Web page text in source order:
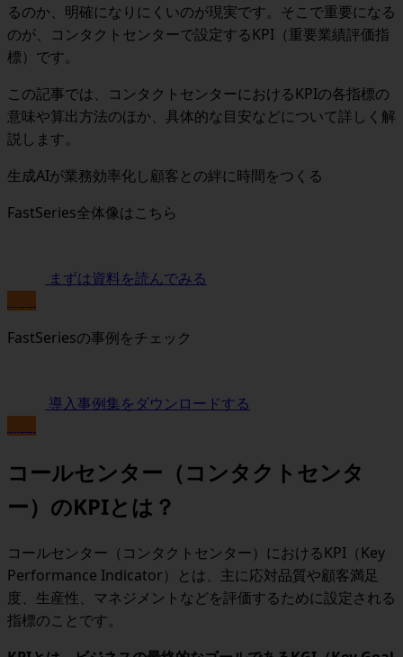
るのか、明確になりにくいのが現実です。そこで重要になる
のが、コンタクトセンターで設定するKPI（重要業績評価指
標）です。
この記事では、コンタクトセンターにおけるKPIの各指標の
意味や算出方法のほか、具体的な目安などについて詳しく解
説します。
生成AIが業務効率化し顧客との絆に時間をつくる
FastSeries全体像はこちら
まずは資料を読んでみる
FastSeriesの事例をチェック
導入事例集をダウンロードする
コールセンター（コンタクトセンタ
ー）のKPIとは？
コールセンター（コンタクトセンター）におけるKPI（Key
Performance Indicator）とは、主に応対品質や顧客満足
度、生産性、マネジメントなどを評価するために設定される
指標のことです。